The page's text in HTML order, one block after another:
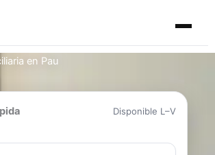
en Pau
Disponible L–V